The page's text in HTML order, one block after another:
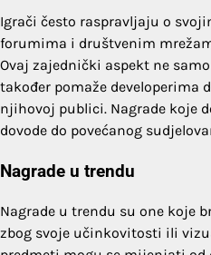
Igrači često raspravljaju o
forumima i društvenim
Ovaj zajednički aspekt ne
također pomaže developerima
njihovoj publici. Nagrade koje
dovode do povećanog
Nagrade u trendu
Nagrade u trendu su one koje
zbog svoje učinkovitosti ili